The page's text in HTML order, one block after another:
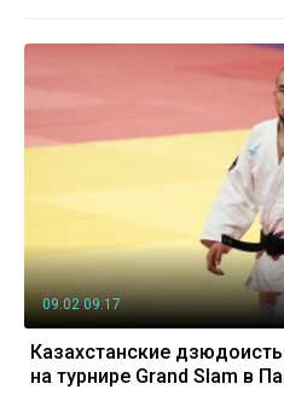
09.02 09:17
Казахстанские
на турнире Grand Slam в